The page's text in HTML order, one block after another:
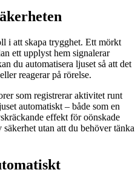
i att skapa trygghet. Ett mörkt
ett upplyst hem signalerar
du automatisera ljuset så att det
reagerar på rörelse.
som registrerar aktivitet runt
automatiskt – både som en
effekt för oönskade
utan att du behöver tänka